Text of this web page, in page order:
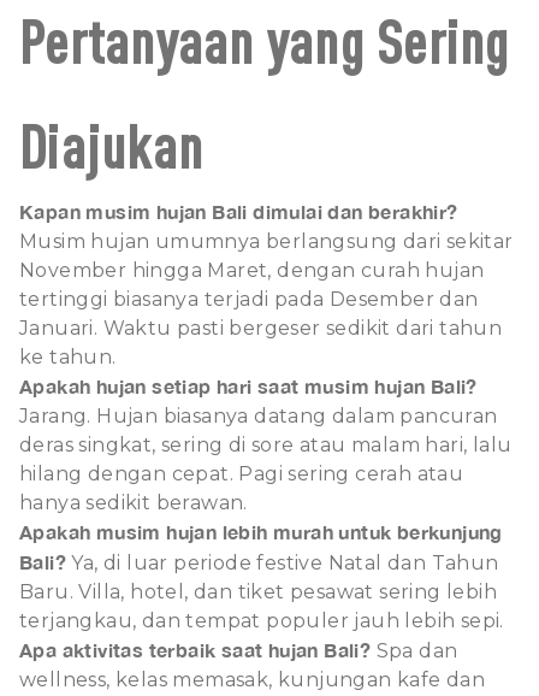
Pertanyaan yang Sering
Diajukan
Kapan musim hujan Bali dimulai dan berakhir?
Musim hujan umumnya berlangsung dari sekitar
November hingga Maret, dengan curah hujan
tertinggi biasanya terjadi pada Desember dan
Januari. Waktu pasti bergeser sedikit dari tahun
ke tahun.
Apakah hujan setiap hari saat musim hujan Bali?
Jarang. Hujan biasanya datang dalam pancuran
deras singkat, sering di sore atau malam hari, lalu
hilang dengan cepat. Pagi sering cerah atau
hanya sedikit berawan.
Apakah musim hujan lebih murah untuk berkunjung
Bali? Ya, di luar periode festive Natal dan Tahun
Baru. Villa, hotel, dan tiket pesawat sering lebih
terjangkau, dan tempat populer jauh lebih sepi.
Apa aktivitas terbaik saat hujan Bali? Spa dan
wellness, kelas memasak, kunjungan kafe dan